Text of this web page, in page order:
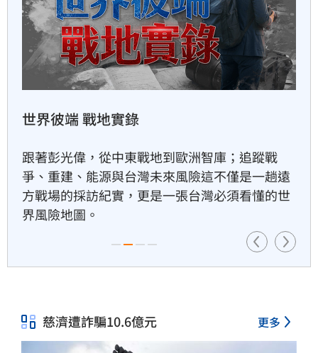
桃猿二軍單場僅3投　副領隊曝
下週可緩解
1小時前
獅子座新月伴日蝕！12星座一
1小時前
1小時前
的實兵操演，亮點包括去年成軍的M1A2T戰車首
度投入驗證，以及針對淡江大橋進行首次阻絕演
練，防範敵軍直衝台北中樞。此外，無人機蜂群
攻防亦是演練核心。
慈濟遭詐騙10.6億元 更多